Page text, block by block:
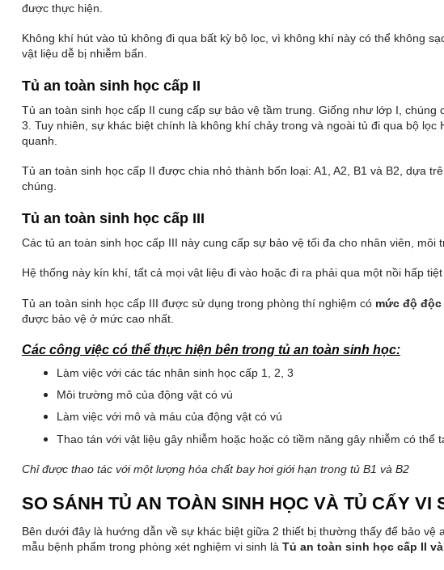
được thực hiện.
Không khí hút vào tủ không đi qua bất kỳ bộ lọc, vì không khí này có thể không
vật liệu dễ bị nhiễm bẩn.
Tủ an toàn sinh học cấp II
Tủ an toàn sinh học cấp II cung cấp sự bảo vệ tầm trung. Giống như lớp I,
3. Tuy nhiên, sự khác biệt chính là không khí chảy trong và ngoài tủ đi qua bộ
quanh.
Tủ an toàn sinh học cấp II được chia nhỏ thành bốn loại: A1, A2, B1 và ​​B2, dựa
chúng.
Tủ an toàn sinh học cấp III
Các tủ an toàn sinh học cấp III này cung cấp sự bảo vệ tối đa cho nhân viên, môi
Hệ thống này kín khí, tất cả mọi vật liệu đi vào hoặc đi ra phải qua một nồi hấp
Tủ an toàn sinh học cấp III được sử dụng trong phòng thí nghiệm có mức độ
được bảo vệ ở mức cao nhất.
Các công việc có thể thực hiện bên trong tủ an toàn sinh học:
Làm việc với các tác nhân sinh học cấp 1, 2, 3
Môi trường mô của động vật có vú
Làm việc với mô và máu của động vật có vú
Thao tán với vật liệu gây nhiễm hoặc hoặc có tiềm năng gây nhiễm có thể
Chỉ được thao tác với một lượng hóa chất bay hơi giới hạn trong tủ B1 và B2
SO SÁNH TỦ AN TOÀN SINH HỌC VÀ TỦ CẤY VI
Bên dưới đây là hướng dẫn về sự khác biệt giữa 2 thiết bị thường thấy để bảo
mẫu bệnh phẩm trong phòng xét nghiệm vi sinh là Tủ an toàn sinh học cấp II